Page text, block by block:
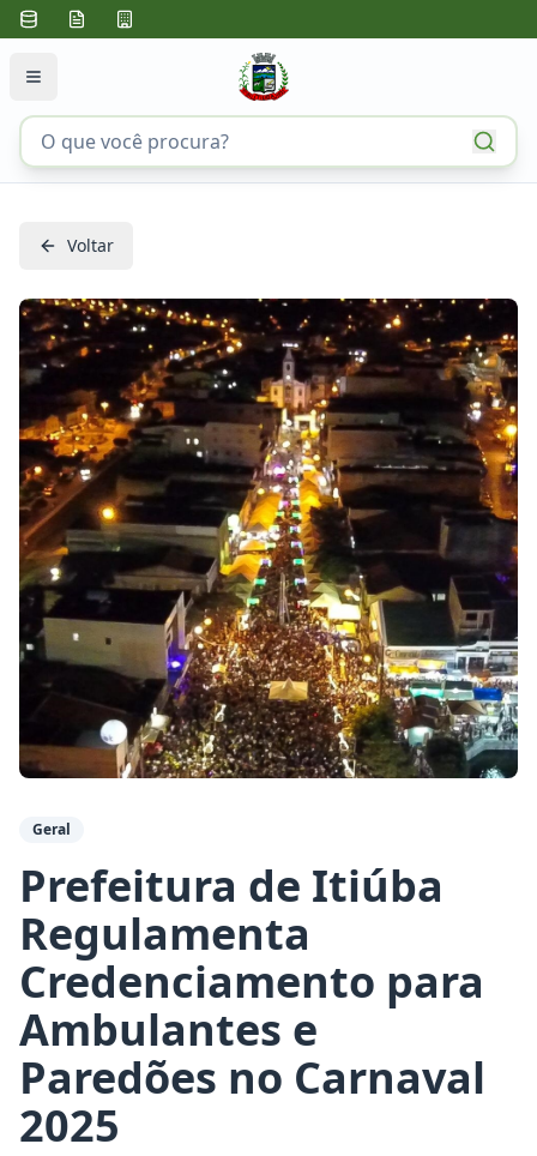
Voltar
Geral
Prefeitura de Itiúba
Regulamenta
Credenciamento para
Ambulantes e
Paredões no Carnaval
2025